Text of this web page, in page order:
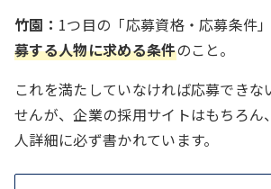
竹園： 1つ目の「応募資格・応募条件」
募する人物に求める条件のこと。
これを満たしていなければ応募できな
せんが、企業の採用サイトはもちろん
人詳細に必ず書かれています。